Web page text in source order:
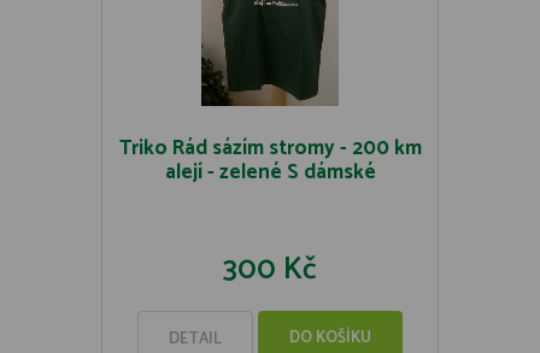
Triko Rád sázím stromy - 200 km
alejí - zelené S dámské
300 Kč
DETAIL DO KOŠÍKU